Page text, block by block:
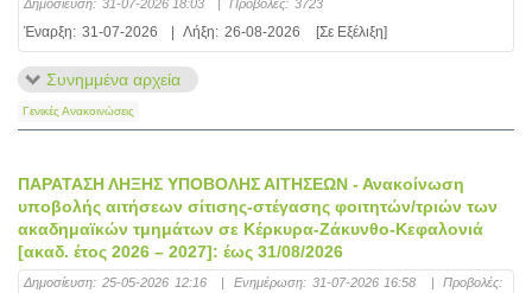
Δημοσίευση: 31-07-2026 18:03 | Προβολές: 3723
Έναρξη: 31-07-2026 | Λήξη: 26-08-2026 [Σε Εξέλιξη]
Συνημμένα αρχεία
Γενικές Ανακοινώσεις
ΠΑΡΑΤΑΣΗ ΛΗΞΗΣ ΥΠΟΒΟΛΗΣ ΑΙΤΗΣΕΩΝ - Ανακοίνωση
υποβολής αιτήσεων σίτισης-στέγασης φοιτητών/τριών των
ακαδημαϊκών τμημάτων σε Κέρκυρα-Ζάκυνθο-Κεφαλονιά
[ακαδ. έτος 2026 – 2027]: έως 31/08/2026
Δημοσίευση: 25-05-2026 12:16 | Ενημέρωση: 31-07-2026 16:58 |
Προβολές: